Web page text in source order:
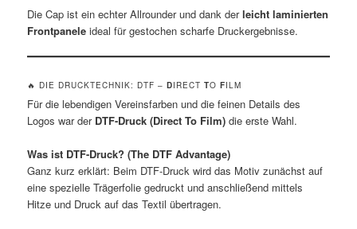
Die Cap ist ein echter Allrounder und dank derleicht laminierten
Frontpanele ideal für gestochen scharfe Druckergebnisse.
🔥 DIE DRUCKTECHNIK: DTF –DIRECTTOFILM
Für die lebendigen Vereinsfarben und die feinen Details des
Logos war der DTF-Druck (Direct To Film) die erste Wahl.
Was ist DTF-Druck? (The DTF Advantage)
Ganz kurz erklärt: Beim DTF-Druck wird das Motiv zunächst auf
eine spezielle Trägerfolie gedruckt und anschließend mittels
Hitze und Druck auf das Textil übertragen.